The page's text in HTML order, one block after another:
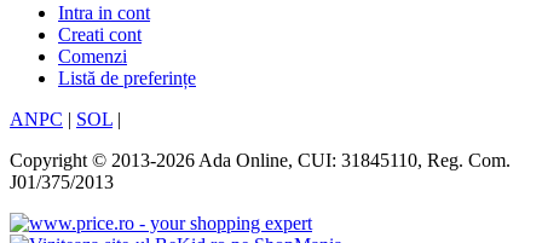
Intra in cont
Creati cont
Comenzi
Listă de preferințe
ANPC | SOL |
Copyright © 2013-2026 Ada Online, CUI: 31845110, Reg. Com.
J01/375/2013